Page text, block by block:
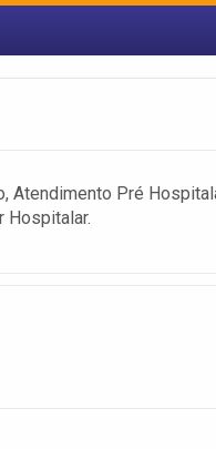
Atendimento Pré
Hospitalar.